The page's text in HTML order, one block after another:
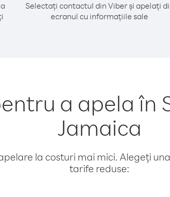
Selectați contactul din Viber și apelați
ecranul cu informațiile sale
a apela în
Jamaica
la costuri mai mici. Alegeți
tarife reduse: